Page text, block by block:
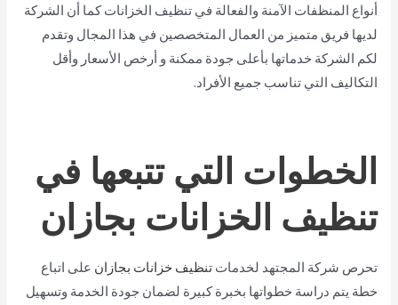
أنواع المنظفات الآمنة والفعالة في تنظيف الخزانات كما أن الشركة
لديها فريق متميز من العمال المتخصصين في هذا المجال وتقدم
لكم الشركة خدماتها بأعلى جودة ممكنة و أرخص الأسعار وأقل
التكاليف التي تناسب جميع الأفراد.
الخطوات التي تتبعها في
تنظيف الخزانات بجازان
تحرص شركة المجتهد لخدماتتنظيف خزانات بجازان على اتباع
خطة يتم دراسة خطواتها بخبرة كبيرة لضمان جودة الخدمة وتسهيل